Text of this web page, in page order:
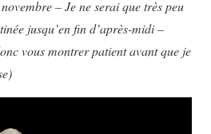
– Je ne serai que très peu
jusqu’en fin d’après-midi –
vous montrer patient avant que je